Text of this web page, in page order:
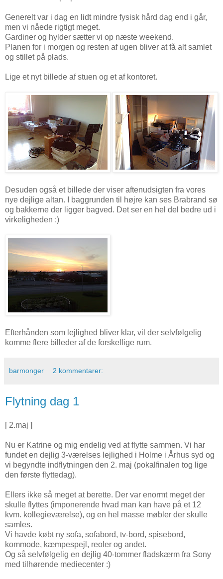
Generelt var i dag en lidt mindre fysisk hård dag end i går,
men vi nåede rigtigt meget.
Gardiner og hylder sætter vi op næste weekend.
Planen for i morgen og resten af ugen bliver at få alt samlet
og stillet på plads.
Lige et nyt billede af stuen og et af kontoret.
Desuden også et billede der viser aftenudsigten fra vores
nye dejlige altan. I baggrunden til højre kan ses Brabrand sø
og bakkerne der ligger bagved. Det ser en hel del bedre ud i
virkeligheden :)
Efterhånden som lejlighed bliver klar, vil der selvfølgelig
komme flere billeder af de forskellige rum.
barmonger 2 kommentarer:
Flytning dag 1
[ 2.maj ]
Nu er Katrine og mig endelig ved at flytte sammen. Vi har
fundet en dejlig 3-værelses lejlighed i Holme i Århus syd og
vi begyndte indflytningen den 2. maj (pokalfinalen tog lige
den første flyttedag).
Ellers ikke så meget at berette. Der var enormt meget der
skulle flyttes (imponerende hvad man kan have på et 12
kvm. kollegieværelse), og en hel masse møbler der skulle
samles.
Vi havde købt ny sofa, sofabord, tv-bord, spisebord,
kommode, kæmpespejl, reoler og andet.
Og så selvfølgelig en dejlig 40-tommer fladskærm fra Sony
med tilhørende mediecenter :)